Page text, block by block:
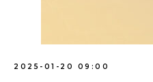
2025-01-20 09:00